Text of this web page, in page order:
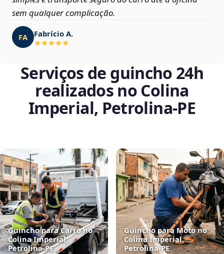
sem qualquer complicação.
FA Fabrício A.
Serviços de guincho 24h
realizados no Colina
Imperial, Petrolina‑PE
Guincho para Carro no
Colina Imperial,
Petrolina‑PE
Guincho para Moto no
Colina Imperial,
Petrolina‑PE